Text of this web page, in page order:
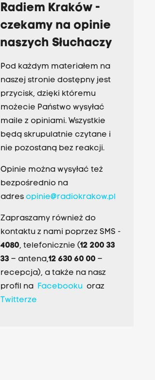
Radiem Kraków -
czekamy na opinie
naszych Słuchaczy
Pod każdym materiałem na
naszej stronie dostępny jest
przycisk, dzięki któremu
możecie Państwo wysyłać
maile z opiniami. Wszystkie
będą skrupulatnie czytane i
nie pozostaną bez reakcji.
Opinie można wysyłać też
bezpośrednio na
adres opinie@radiokrakow.pl
Zapraszamy również do
kontaktu z nami poprzez SMS -
4080, telefonicznie (12 200 33
33– antena,12 630 60 00 –
recepcja), a także na nasz
profil na Facebookuoraz
Twitterze